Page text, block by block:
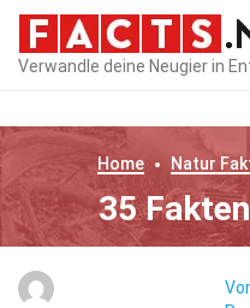
Verwandle deine Neugier in
Home Natur
35